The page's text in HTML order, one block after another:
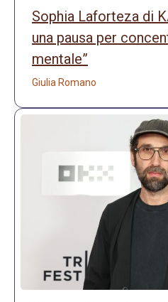
Sophia Laforteza di
una pausa per
mentale”
Giulia Romano